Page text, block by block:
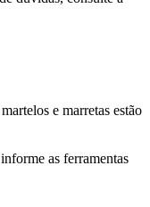
e marretas estão
as ferramentas